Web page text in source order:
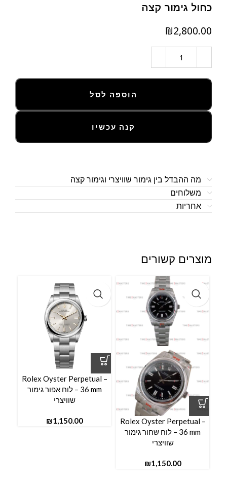
כחול גימור קצה
₪
הוספה לסל
קנה עכשיו
מה ההבדל בין גימור שוויצרי וגימור קצה
משלוחים
אחריות
מוצרים קשורים
Rolex Oyster Perpetual –
36 mm – לוח שחור גימור
שוויצרי
₪
Rolex Oyster Perpetual –
36 mm – לוח אפור גימור
שוויצרי
₪